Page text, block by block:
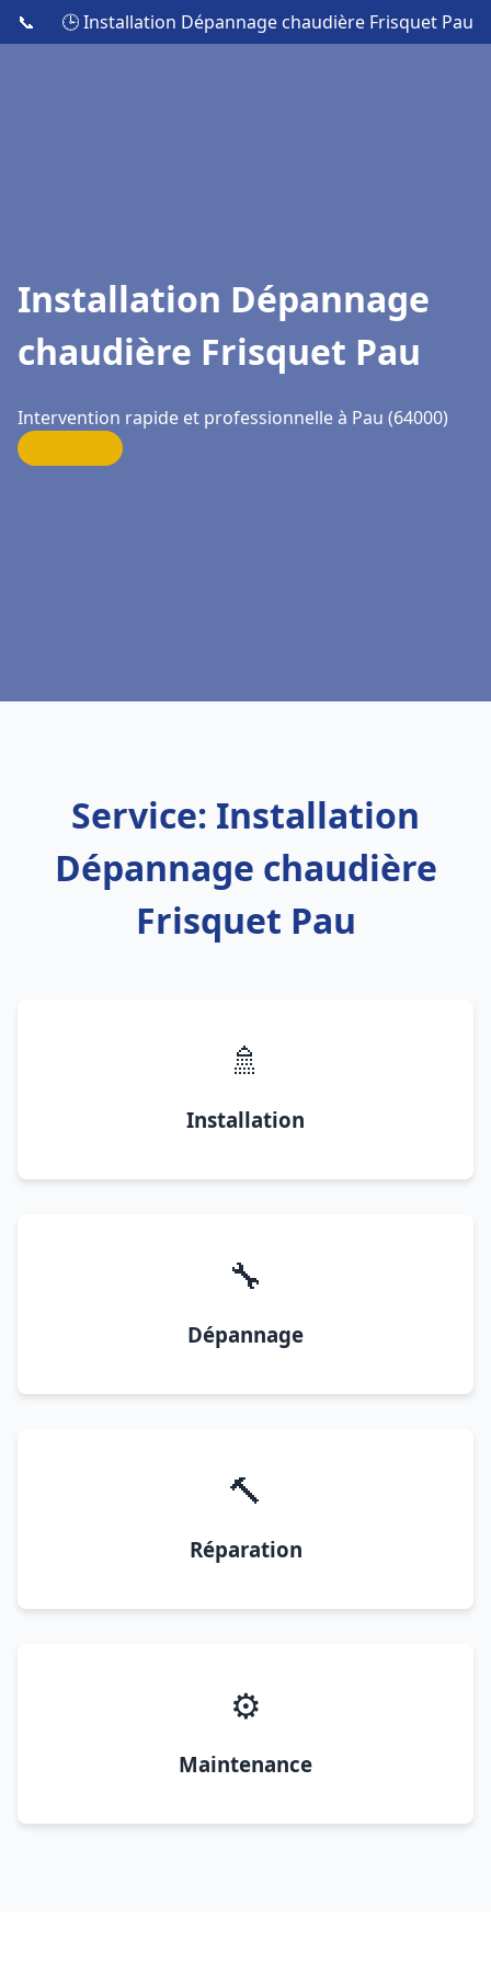
📞 🕒 Installation Dépannage chaudière Frisquet Pau
Installation Dépannage
chaudière Frisquet Pau
Intervention rapide et professionnelle à Pau (64000)
Service: Installation
Dépannage chaudière
Frisquet Pau
🚿
Installation
🔧
Dépannage
🔨
Réparation
⚙️
Maintenance